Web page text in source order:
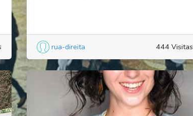
rua-direita 444 Visitas